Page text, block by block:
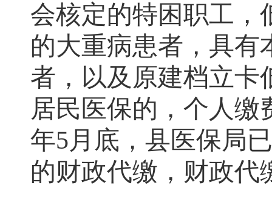
会核定的特困职工，
的大重病患者，具有
者 ， 以及原建档立卡
居民医保的 ， 个人缴
年5月底 ， 县医保局
的财政代缴 ， 财政代